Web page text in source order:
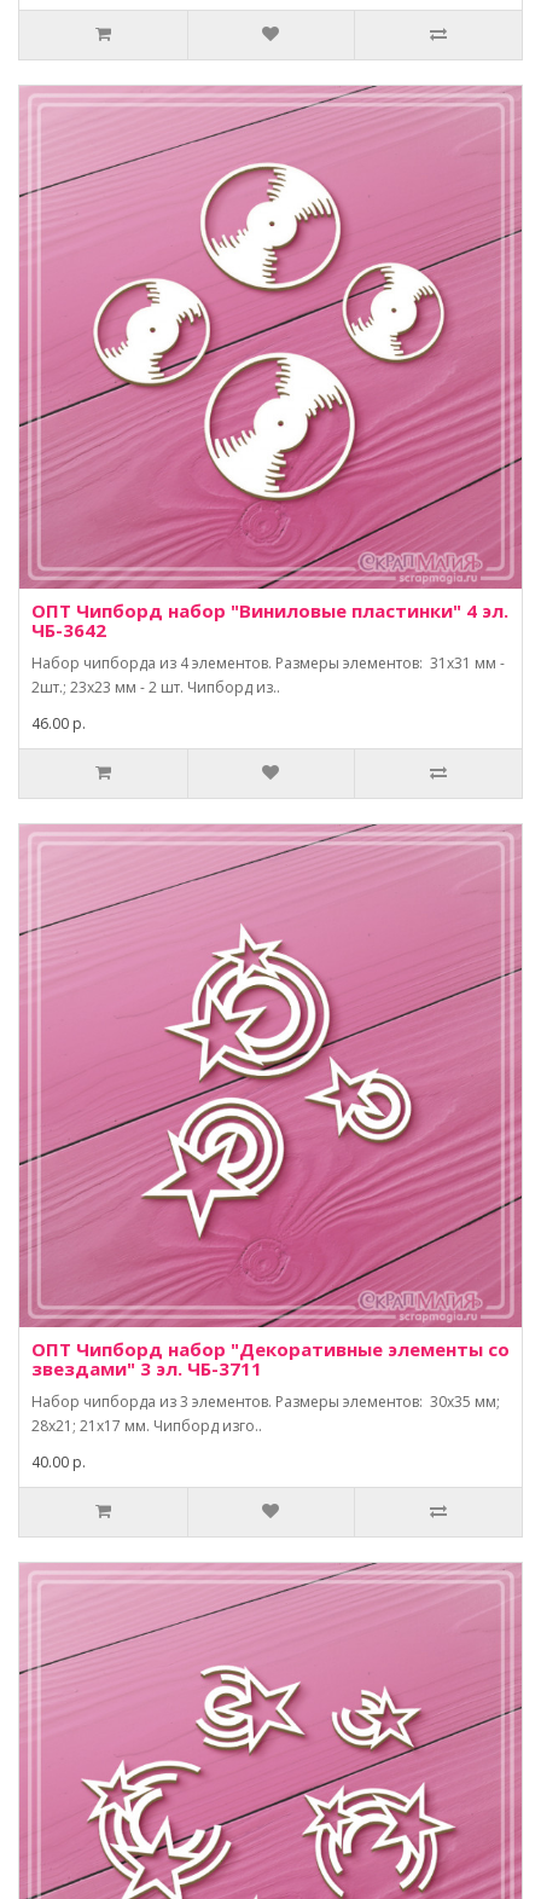
ОПТ Чипборд набор "Виниловые пластинки" 4 эл.
ЧБ-3642
Набор чипборда из 4 элементов. Размеры элементов: 31х31 мм -
2шт.; 23х23 мм - 2 шт. Чипборд из..
46.00 р.
ОПТ Чипборд набор "Декоративные элементы со
звездами" 3 эл. ЧБ-3711
Набор чипборда из 3 элементов. Размеры элементов: 30х35 мм;
28х21; 21х17 мм. Чипборд изго..
40.00 р.